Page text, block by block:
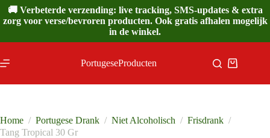
Ga
naar
de
🚚 Verbeterde verzending: live tracking, SMS-updates & extra
zorg voor verse/bevroren producten. Ook gratis afhalen mogelijk
in de winkel.
PortugeseProducten
Home / Portugese Drank / Niet Alcoholisch / Frisdrank /
Tang Tropical 30 Gr